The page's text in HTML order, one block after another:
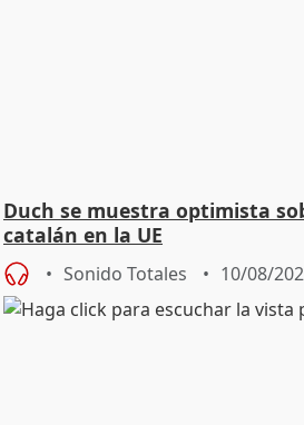
Duch se muestra optimista
catalán en la UE
Sonido Totales 10/08/